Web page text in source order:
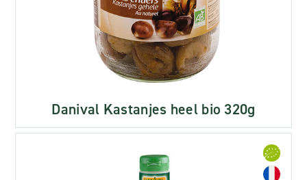
Danival Kastanjes heel bio 320g